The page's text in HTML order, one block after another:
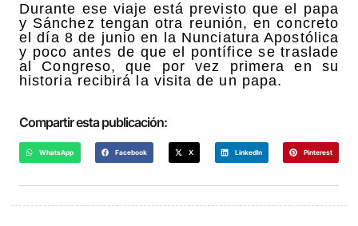
Durante ese viaje está previsto que el papa
y Sánchez tengan otra reunión, en concreto
el día 8 de junio en la Nunciatura Apostólica
y poco antes de que el pontífice se traslade
al Congreso, que por vez primera en su
historia recibirá la visita de un papa.
Compartir esta publicación:
WhatsApp Facebook X LinkedIn Pinterest